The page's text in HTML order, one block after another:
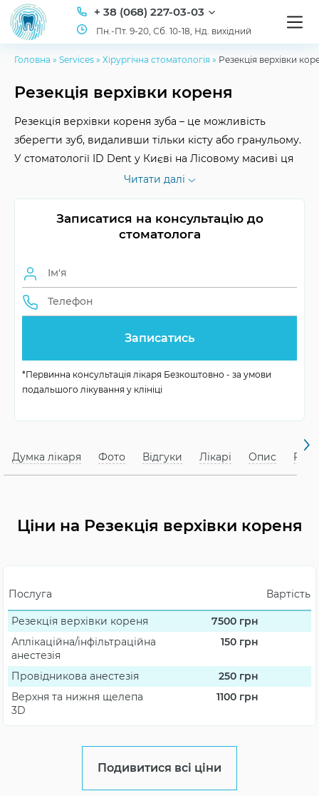
+ 38 (068) 227-03-03
Пн.-Пт. 9-20, Сб. 10-18, Нд. вихідний
Головна » Services » Хірургічна стоматологія » Резекція верхівки
Резекція верхівки кореня
Резекція верхівки кореня зуба – це можливість
зберегти зуб, видаливши тільки кісту або гранульому.
У стоматології ID Dent у Києві на Лісовому масиві ця
процедура проводиться за передовими хірургічними
без болісних відчуттів. А комфортні умови та доступна
ціна у нашій клініці стануть приємним бонусом.
Тривалість процедури
Анестезія
зазвичай 1 візит
Спадання набряку 3-5 днів
Загоєння ясен
Читати далі
Записатися на консультацію до
стоматолога
*Первинна консультація лікаря Безкоштовно - за умови
подальшого лікування у клініці
Думка лікаря Фото Відгуки Лікарі Опис FAQ
Ціни на Резекція верхівки кореня
Послуга Вартість
Резекція верхівки кореня 7500 грн
Аплікаційна/інфільтраційна
анестезія
150 грн
Провідникова анестезія 250 грн
Верхня та нижня щелепа
3D
1100 грн
Подивитися всі ціни